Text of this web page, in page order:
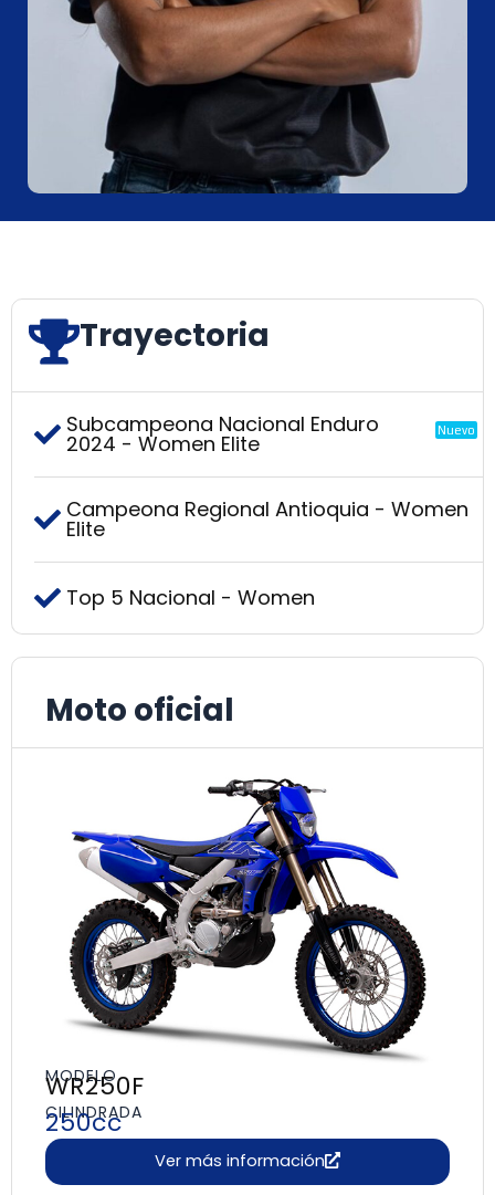
Trayectoria
Subcampeona Nacional Enduro
2024 - Women Elite Nuevo
Campeona Regional Antioquia - Women
Elite
Top 5 Nacional - Women
Moto oficial
MODELO
WR250F
CILINDRADA
250cc
Ver más información